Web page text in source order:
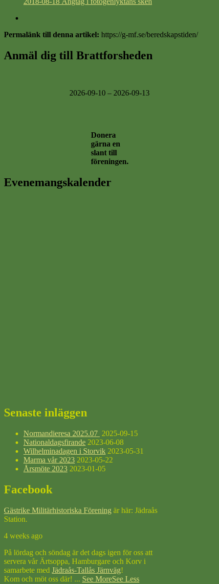
Permalänk till denna artikel: https://g-mf.se/beredskapstiden/
Anmäl dig till Brattforsheden
2026-09-10 – 2026-09-13
Donera
gärna en
slant till
föreningen.
Evenemangskalender
Senaste inläggen
Normandieresa 2025.07 2025-09-15
Nationaldagsfirande 2023-06-08
Wilhelminadagen i Storvik 2023-05-31
Marma vår 2023 2023-05-22
Årsmöte 2023 2023-01-05
Facebook
Gästrike Militärhistoriska Förening är här: Jädraås
Station.
4 weeks ago
På lördag och söndag är det dags igen för oss att
servera vår Ärtsoppa, Hamburgare och Korv i
samarbete med Jädraås-Tallås Järnväg!
Kom och möt oss där! ... See MoreSee Less